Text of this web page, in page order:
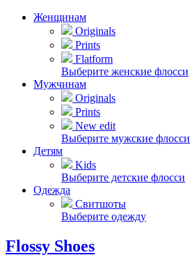
Женщинам
Originals
Prints
Flatform
Выберите женские флосси
Мужчинам
Originals
Prints
New edit
Выберите мужские флосси
Детям
Kids
Выберите детские флосси
Одежда
Свитшоты
Выберите одежду
Flossy Shoes